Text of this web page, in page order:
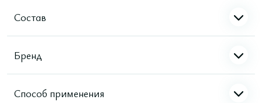
Состав
Бренд
Способ применения